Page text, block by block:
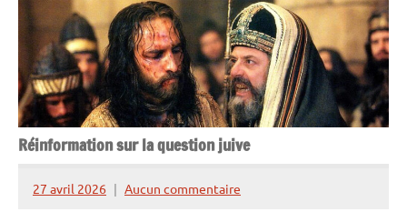
Réinformation sur la question juive
27 avril 2026
Henry
Aucun commentaire